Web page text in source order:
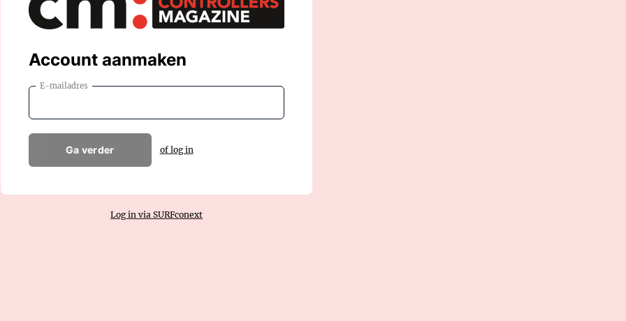
Account aanmaken
E-mailadres
Ga verder of log in
Log in via SURFconext